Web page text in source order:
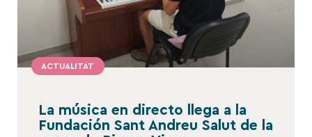
ACTUALITAT
La música en directo llega a la
Fundación Sant Andreu Salut de la